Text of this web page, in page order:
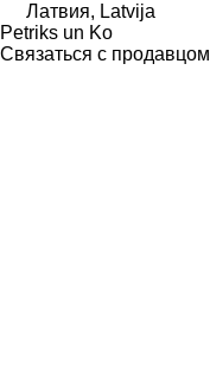
Латвия, Latvija
Petriks un Ko
Связаться с продавцом